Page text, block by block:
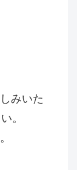
みいた
。